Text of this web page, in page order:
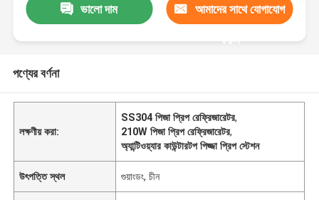
ভালো দাম আমাদের সাথে যোগাযোগ
করুন
পণ্যের বর্ণনা
লক্ষণীয় করা:
SS304 পিজা প্রিপ রেফ্রিজারেটর,
210W পিজা প্রিপ রেফ্রিজারেটর,
অ্যান্টিওয়্যার কাউন্টারটপ পিজ্জা প্রিপ স্টেশন
উৎপত্তি স্থল গুয়াংডং, চীন